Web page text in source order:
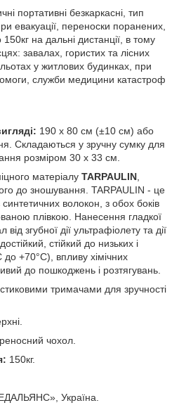
портативні безкаркасні, тип
евакуації, переноски поранених,
на дальні дистанції, в тому
завалах, гористих та лісних
у житлових будинках, при
служби медицини катастроф
190 х 80 см (±10 см) або
Складаються у зручну сумку для
розміром 30 х 33 см.
матеріалу TARPAULIN
до зношування. TARPAULIN - це
волокон, з обох боків
плівкою. Нанесення гладкої
згубної дії ультрафіолету та дії
стійкий до низьких і
+70°С), впливу хімічних
до пошкоджень і розтягувань.
тримачами для зручності
чохол.
150кг.
Україна.